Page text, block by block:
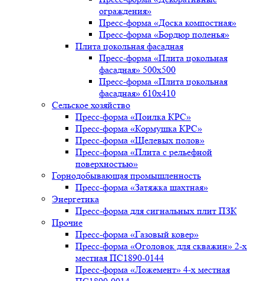
ограждения»
Пресс-форма «Доска компостная»
Пресс-форма «Бордюр поленья»
Плита цокольная фасадная
Пресс-форма «Плита цокольная
фасадная» 500х500
Пресс-форма «Плита цокольная
фасадная» 610х410
Сельское хозяйство
Пресс-форма «Поилка КРС»
Пресс-форма «Кормушка КРС»
Пресс-форма «Щелевых полов»
Пресс-форма «Плита с рельефной
поверхностью»
Горнодобывающая промышленность
Пресс-форма «Затяжка шахтная»
Энергетика
Пресс-форма для сигнальных плит ПЗК
Прочие
Пресс-форма «Газовый ковер»
Пресс-форма «Оголовок для скважин» 2-х
местная ПС1890-0144
Пресс-форма «Ложемент» 4-х местная